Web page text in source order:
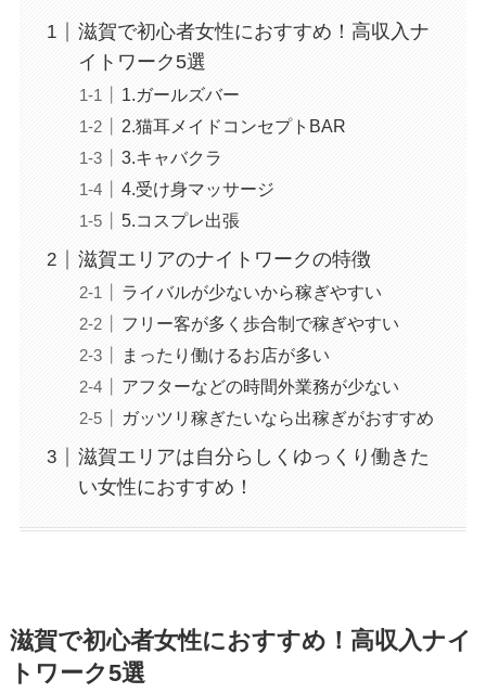
滋賀で初心者女性におすすめ！高収入ナ
イトワーク5選
1.ガールズバー
2.猫耳メイドコンセプトBAR
3.キャバクラ
4.受け身マッサージ
5.コスプレ出張
滋賀エリアのナイトワークの特徴
ライバルが少ないから稼ぎやすい
フリー客が多く歩合制で稼ぎやすい
まったり働けるお店が多い
アフターなどの時間外業務が少ない
ガッツリ稼ぎたいなら出稼ぎがおすすめ
滋賀エリアは自分らしくゆっくり働きた
い女性におすすめ！
滋賀で初心者女性におすすめ！高収入ナイ
トワーク5選